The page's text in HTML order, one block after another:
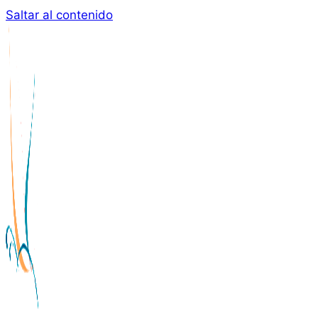
Saltar al contenido